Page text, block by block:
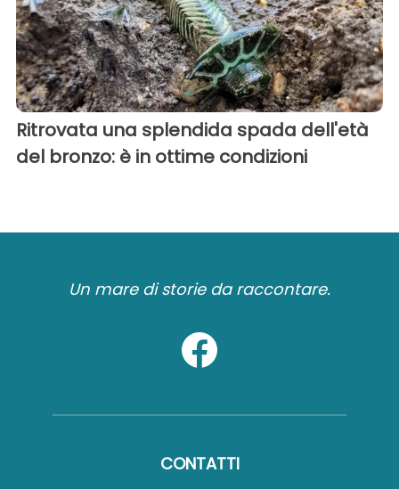
Ritrovata una splendida spada dell'età
del bronzo: è in ottime condizioni
Un mare di storie da raccontare.
CONTATTI